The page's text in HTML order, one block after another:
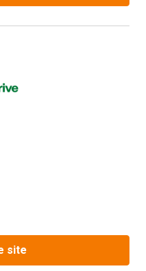
site